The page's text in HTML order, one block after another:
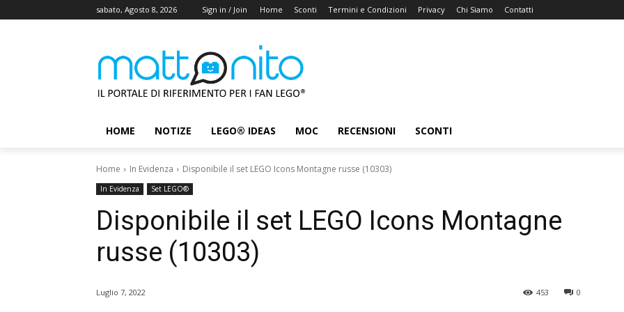
sabato, Agosto 8, 2026 Sign in / Join Home Sconti Termini e Condizioni Privacy Chi Siamo Contatti
HOME NOTIZE LEGO® IDEAS MOC RECENSIONI SCONTI
Home In Evidenza Disponibile il set LEGO Icons Montagne russe (10303)
In Evidenza Set LEGO®
Disponibile il set LEGO Icons Montagne
russe (10303)
Luglio 7, 2022 0
453